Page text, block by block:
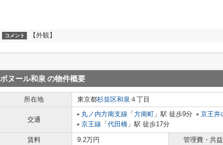
コメント 【外観】
ボヌール和泉 の物件概要
所在地 東京都杉並区和泉 ４丁目
交通
丸ノ内方南支線 「 方南町 」駅 徒歩9分 京王井
京王線 「 代田橋 」駅 徒歩17分
賃料 9.2万円 管理費・共